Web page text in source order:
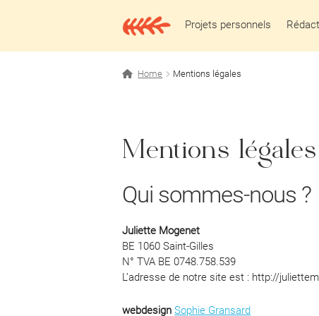
à
au
Projets personnels
Home Mentions légales
Mentions légales
Qui sommes-nous ?
Juliette Mogenet
BE 1060 Saint-Gilles
N° TVA BE 0748.758.539
L’adresse de notre site est : http://
webdesign Sophie Gransard